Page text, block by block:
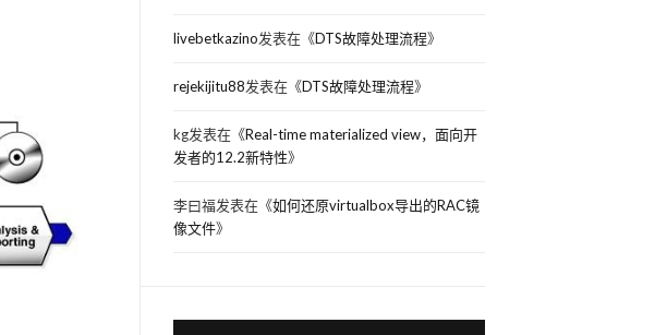
livebetkazino发表在《DTS故障处理流程》
rejekijitu88发表在《DTS故障处理流程》
kg发表在《Real-time materialized view，面向开
发者的12.2新特性》
李曰福发表在《如何还原virtualbox导出的RAC镜
像文件》